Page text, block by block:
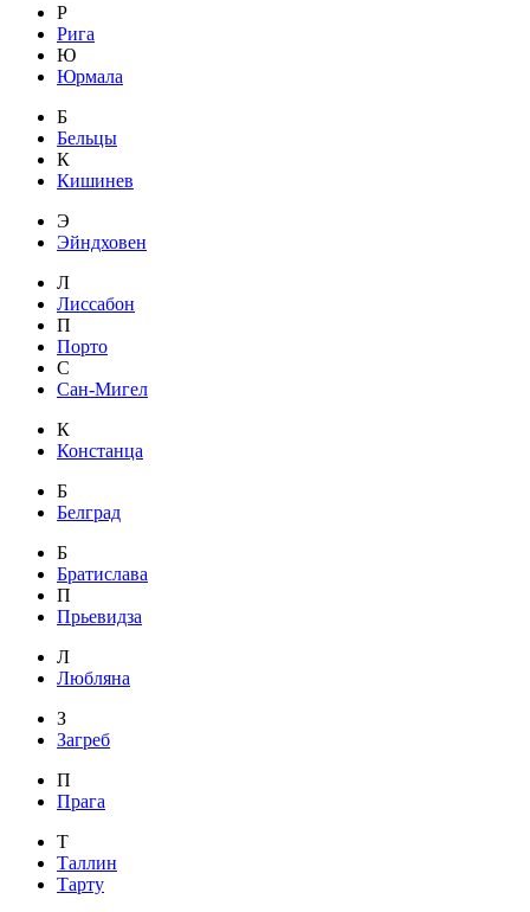
Р
Рига
Ю
Юрмала
Б
Бельцы
К
Кишинев
Э
Эйндховен
Л
Лиссабон
П
Порто
С
Сан-Мигел
К
Констанца
Б
Белград
Б
Братислава
П
Прьевидза
Л
Любляна
З
Загреб
П
Прага
Т
Таллин
Тарту